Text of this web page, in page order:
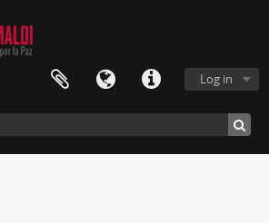
Log in